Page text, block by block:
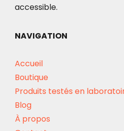
accessible.
NAVIGATION
Accueil
Boutique
Produits testés en
Blog
À propos